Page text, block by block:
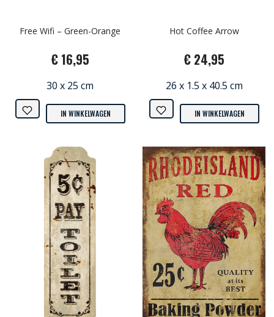
Free Wifi – Green-Orange
€ 16,95
30 x 25 cm
IN WINKELWAGEN
Hot Coffee Arrow
€ 24,95
26 x 1.5 x 40.5 cm
IN WINKELWAGEN